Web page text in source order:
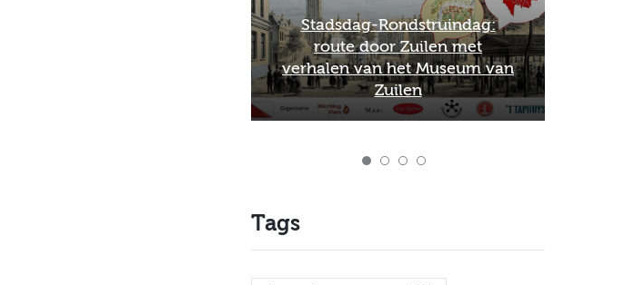
Stadsdag-Rondstruindag:
route door Zuilen met
verhalen van het Museum van
Zuilen
Tags